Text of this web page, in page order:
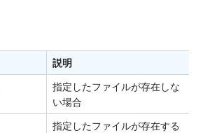
説明
指定したファイルが存在しな
い場合
指定したファイルが存在する